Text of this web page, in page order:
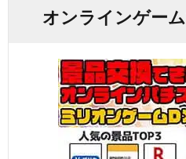
オンラインゲー